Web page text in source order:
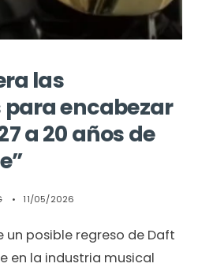
las
encabezar
a 20 años de
• 11/05/2026
un posible regreso de Daft
en la industria musical